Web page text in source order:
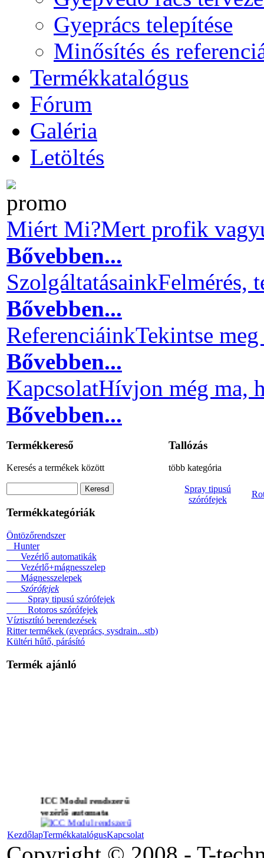
Gyeprács telepítése
Minősítés és
Termékkatalógus
Fórum
Galéria
Letöltés
Miért Mi?Mert profik
Bővebben...
SzolgáltatásainkFelmérés,
Bővebben...
ReferenciáinkTekintse
Bővebben...
KapcsolatHívjon még ma,
Bővebben...
Termékkereső
Keresés a termékek között
Termékkategóriák
Öntözőrendszer
Hunter
Vezérlő automatikák
Vezérlő+mágnesszelep
Mágnesszelepek
Szórófejek
Spray tipusú szórófejek
Rotoros szórófejek
Víztisztító berendezések
Ritter termékek (gyeprács, sysdrain...stb)
Kültéri hűtő, párásító
Termék ajánló
ICC Modul rendszerű
vezérlő automata
Tallózás
több kategória
Spray tipusú
szórófejek
KezdőlapTermékkatalógusKapcsolat